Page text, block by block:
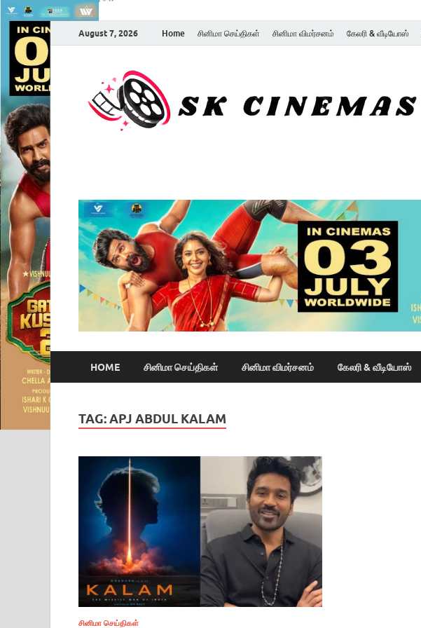
August 7, 2026 Home சினிமா செய்திகள் சினிமா விமர்சனம் கேலரி & வீடியோஸ்
HOME சினிமா செய்திகள் சினிமா விமர்சனம் கேலரி & வீடியோஸ்
TAG:APJ ABDUL KALAM
சினிமா செய்திகள்